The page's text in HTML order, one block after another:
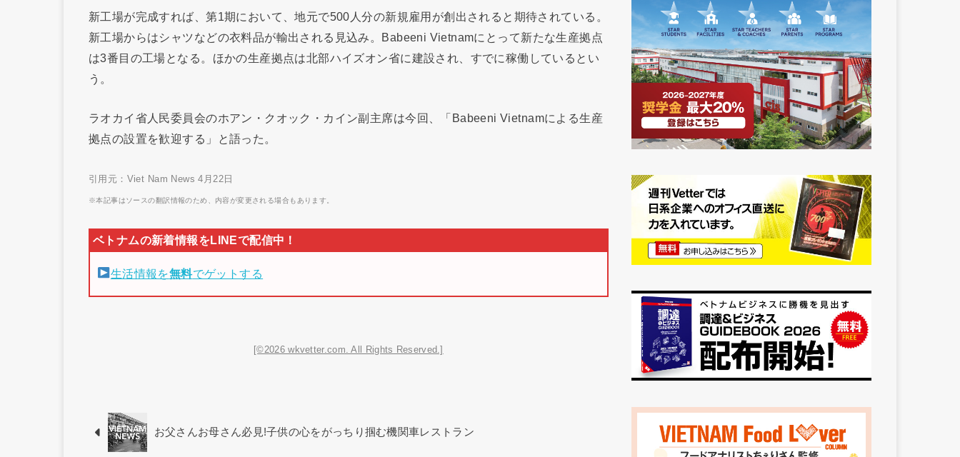
新工場が完成すれば、第1期において、地元で500人分の新規雇用が創出されると期待されている。
新工場からはシャツなどの衣料品が輸出される見込み。Babeeni Vietnamにとって新たな生産拠点
は3番目の工場となる。ほかの生産拠点は北部ハイズオン省に建設され、すでに稼働しているとい
う。
ラオカイ省人民委員会のホアン・クオック・カイン副主席は今回、「Babeeni Vietnamによる生産
拠点の設置を歓迎する」と語った。
引用元：Viet Nam News 4月22日
※本記事はソースの翻訳情報のため、内容が変更される場合もあります。
生活情報を無料でゲットする
[©2026 wkvetter.com. All Rights Reserved.]
お父さんお母さん必見!子供の心をがっちり掴む機関車レストラン